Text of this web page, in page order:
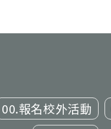
00.報名校外活動